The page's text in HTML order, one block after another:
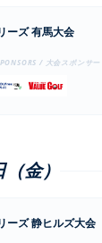
ーズ 有馬大会
/ 大会スポンサー
金）
ズ 静ヒルズ大会